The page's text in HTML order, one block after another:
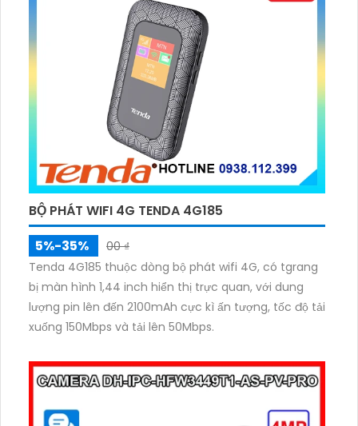
BỘ PHÁT WIFI 4G TENDA 4G185
5%-35%
00 ₫
Tenda 4G185 thuộc dòng bộ phát wifi 4G, có tgrang
bị màn hình 1,44 inch hiển thị trực quan, với dung
lượng pin lên đến 2100mAh cực kì ấn tượng, tốc độ tải
xuống 150Mbps và tải lên 50Mbps.